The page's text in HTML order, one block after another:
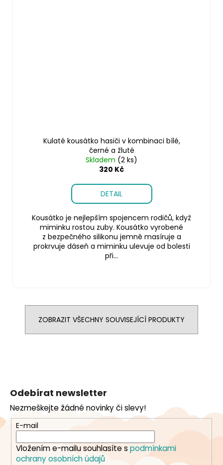
Kulaté kousátko hasiči v kombinaci bílé,
černé a žluté
Skladem (2 ks)
320 Kč
DETAIL
Kousátko je nejlepším spojencem rodičů, když
miminku rostou zuby. Kousátko vyrobené
z bezpečného silikonu jemně masíruje a
prokrvuje dáseň a miminku ulevuje od bolesti
při...
ZOBRAZIT VŠECHNY SOUVISEJÍCÍ PRODUKTY
a
t
Odebírat newsletter
Nezmeškejte žádné novinky či slevy!
E-mail
Vložením e-mailu souhlasíte s podmínkami
ochrany osobních údajů